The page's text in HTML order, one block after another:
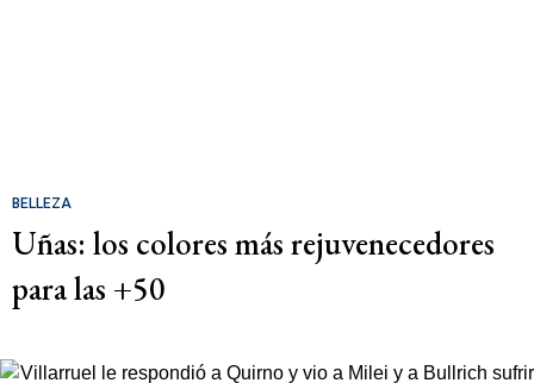
BELLEZA
Uñas: los colores más rejuvenecedores
para las +50